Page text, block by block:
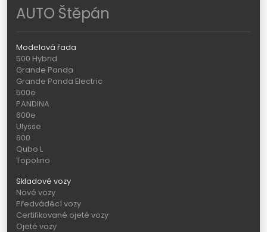
AUTO Štěpán
Modelová řada
500 Hybrid
Grande Panda
Grande Panda Electric
500e
PANDINA
600e
Ulysse
600
Qubo L
Topolino
Skladové vozy
Nové vozy
Předváděcí vozy
Certifikované ojeté vozy
Ojeté vozy